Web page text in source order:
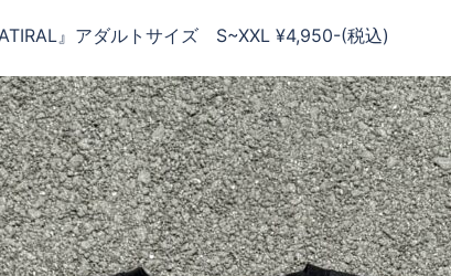
』アダルトサイズ S~XXL ¥4,950-(税込)